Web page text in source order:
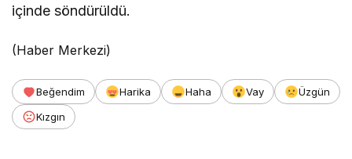
içinde söndürüldü.
(Haber Merkezi)
Beğendim Harika Haha Vay
Üzgün
Kızgın